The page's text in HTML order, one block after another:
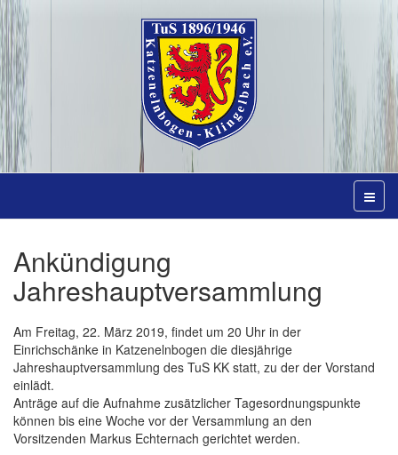
Ankündigung
Jahreshauptversammlung
Am Freitag, 22. März 2019, findet um 20 Uhr in der
Einrichschänke in Katzenelnbogen die diesjährige
Jahreshauptversammlung des TuS KK statt, zu der der Vorstand
einlädt.
Anträge auf die Aufnahme zusätzlicher Tagesordnungspunkte
können bis eine Woche vor der Versammlung an den
Vorsitzenden Markus Echternach gerichtet werden.